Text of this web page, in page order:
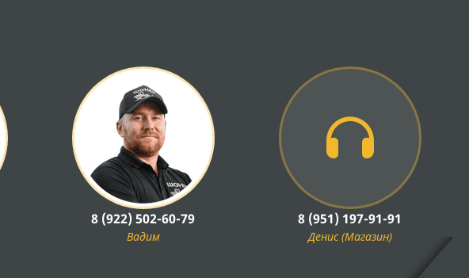
8 (922) 502-60-79
Вадим
8 (951) 197-91-91
Денис (Магазин)